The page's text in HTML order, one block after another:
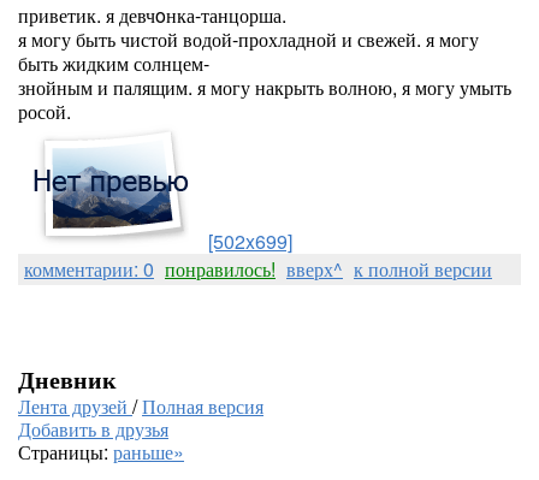
приветик. я девчoнка-танцорша.
я могу быть чистой водой-прохладной и свежей. я могу
быть жидким солнцем-
знойным и палящим. я могу накрыть волною, я могу умыть
росой.
[502x699]
комментарии: 0 понравилось! вверх^ к полной версии
Дневник
Лента друзей /Полная версия
Добавить в друзья
Страницы: раньше»